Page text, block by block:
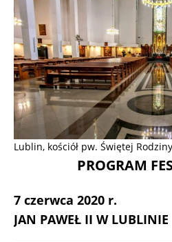
Lublin, kościół pw. Świętej Rodziny
PROGRAM
7 czerwca 2020 r.
JAN PAWEŁ II W LUBLINIE